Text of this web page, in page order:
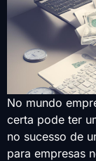
No mundo
certa pode ter
no sucesso de
para empresas